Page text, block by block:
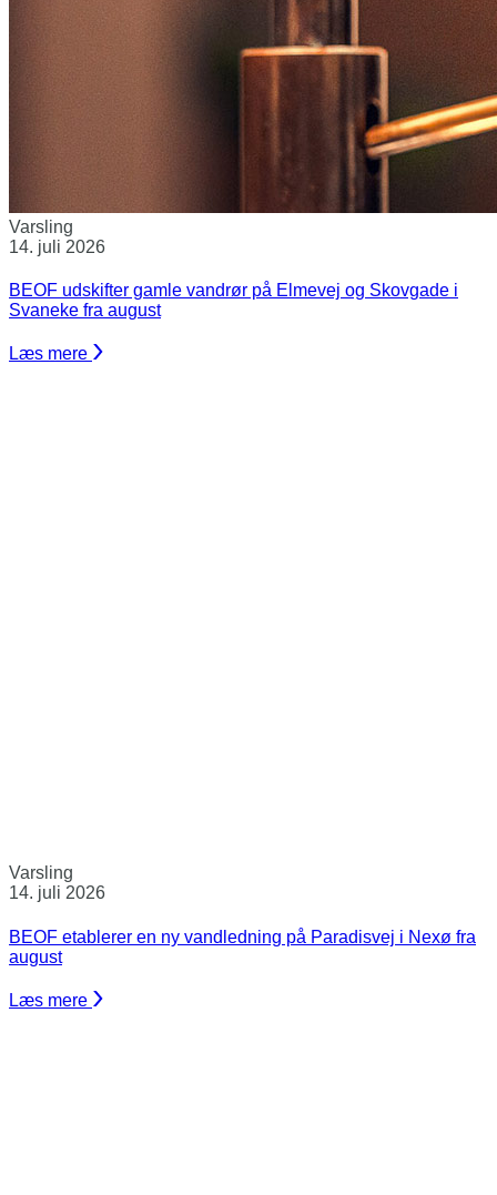
Varsling
14. juli 2026
BEOF udskifter gamle vandrør på Elmevej og Skovgade i
Svaneke fra august
Læs mere
Varsling
14. juli 2026
BEOF etablerer en ny vandledning på Paradisvej i Nexø fra
august
Læs mere